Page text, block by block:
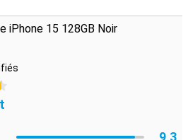
de l'iPhone 15 a été amélioré grâce à
encore plus facile à utiliser. En outre,
puce, ce qui rend cet appareil
rapide que le modèle précédent.
se situe au niveau de l'appareil photo.
équipé d'un double appareil
modèle est doté d'un appareil photo
amélioration permet de prendre
dans des situations de faible
iPhone 15 128GB Noir
9,3